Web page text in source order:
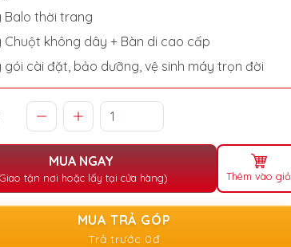
Balo thời trang
Chuột không dây + Bàn di cao cấp
gói cài đặt, bảo dưỡng, vệ sinh máy trọn đời
MUA NGAY
tận nơi hoặc lấy tại cửa hàng) Thêm vào giỏ
MUA TRẢ GÓP
Trả trước 0đ